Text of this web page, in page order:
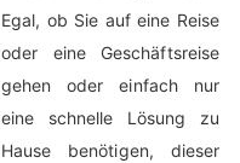
Egal, ob Sie auf eine Reise
oder eine Geschäftsreise
gehen oder einfach nur
eine schnelle Lösung zu
Hause benötigen, dieser